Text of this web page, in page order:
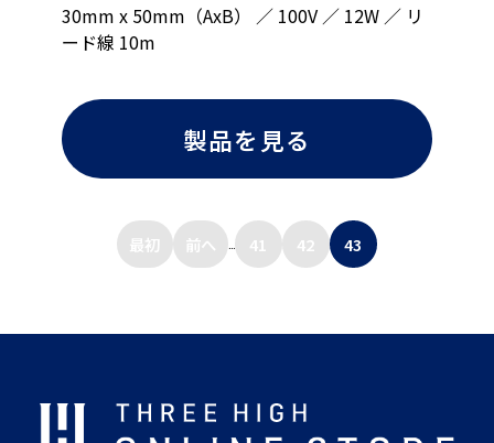
30mm x 50mm（AxB） ／ 100V ／ 12W ／ リ
ード線 10m
製品を見る
最初 前へ 41 42 43